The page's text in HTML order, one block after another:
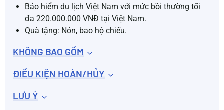
Bảo hiểm du lịch Việt Nam với mức bồi thường tối
đa 220.000.000 VNĐ tại Việt Nam.
Quà tặng: Nón, bao hộ chiếu.
KHÔNG BAO GỒM
ĐIỀU KIỆN HOÀN/HỦY
LƯU Ý